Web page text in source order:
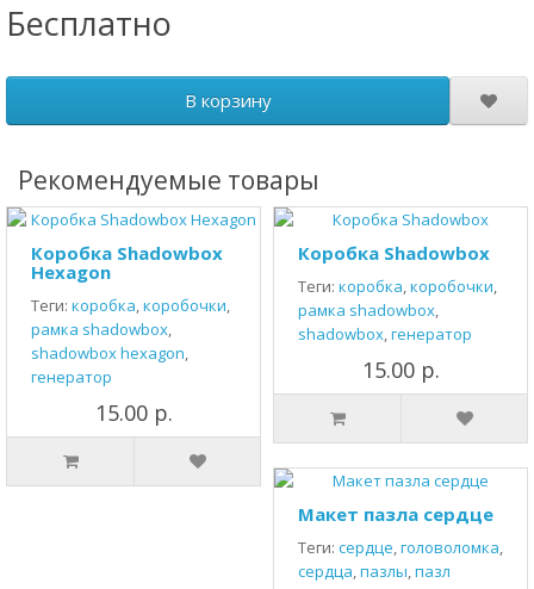
Бесплатно
В корзину
Рекомендуемые товары
Коробка Shadowbox
Hexagon
Теги: коробка,коробочки,
рамка shadowbox,
shadowbox hexagon,
генератор
15.00 р.
Коробка Shadowbox
Теги: коробка,коробочки,
рамка shadowbox,
shadowbox,генератор
15.00 р.
Макет пазла сердце
Теги: сердце,головоломка,
сердца,пазлы,пазл